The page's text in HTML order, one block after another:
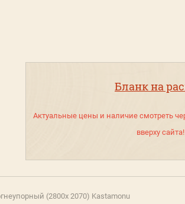
Бланк на
Актуальные цены и наличие смотреть
вверху сайта!
(2800х 2070) Kastamonu